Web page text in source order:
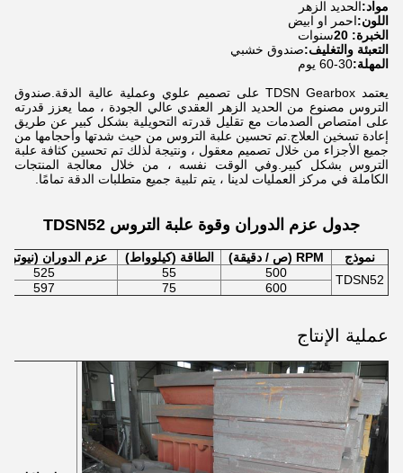
مواد:الحديد الزهر
اللون:احمر او ابيض
الخبرة: 20
سنوات
التعبئة والتغليف:صندوق خشبي
المهلة:30-60 يوم
يعتمد TDSN Gearbox على تصميم علوي وعملية عالية الدقة.صندوق
التروس مصنوع من الحديد الزهر العقدي عالي الجودة ، مما يعزز قدرته
على امتصاص الصدمات مع تقليل قدرته التحويلية بشكل كبير عن طريق
إعادة تسخين العلاج.تم تحسين علبة التروس من حيث شدتها وأحجامها من
جميع الأجزاء من خلال تصميم معقول ، ونتيجة لذلك تم تحسين كثافة علبة
التروس بشكل كبير.وفي الوقت نفسه ، من خلال معالجة المنتجات
الكاملة في مركز العمليات لدينا ، يتم تلبية جميع متطلبات الدقة تمامًا.
جدول عزم الدوران وقوة علبة التروس TDSN52
نموذج RPM (ص / دقيقة) الطاقة (كيلوواط)
عزم الدوران (نيوتن
TDSN52
500
55
525
600
75
597
عملية الإنتاج